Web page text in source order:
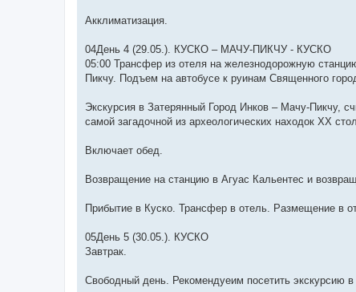
Акклиматизация.
04День 4 (29.05.). КУСКО – МАЧУ-ПИКЧУ - КУСКО
05:00 Трансфер из отеля на железнодорожную
Пикчу. Подъем на автобусе к руинам Священного
Экскурсия в Затерянный Город Инков – Мачу-Пикчу,
самой загадочной из археологических находок ХХ
Включает обед.
Возвращение на станцию в Агуас Кальентес и
Прибытие в Куско. Трансфер в отель. Размещение в
05День 5 (30.05.). КУСКО
Завтрак.
Свободный день. Рекомендуеим посетить экскурсию